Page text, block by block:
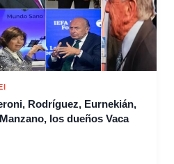
Rodríguez, Eurnekián,
los dueños Vaca